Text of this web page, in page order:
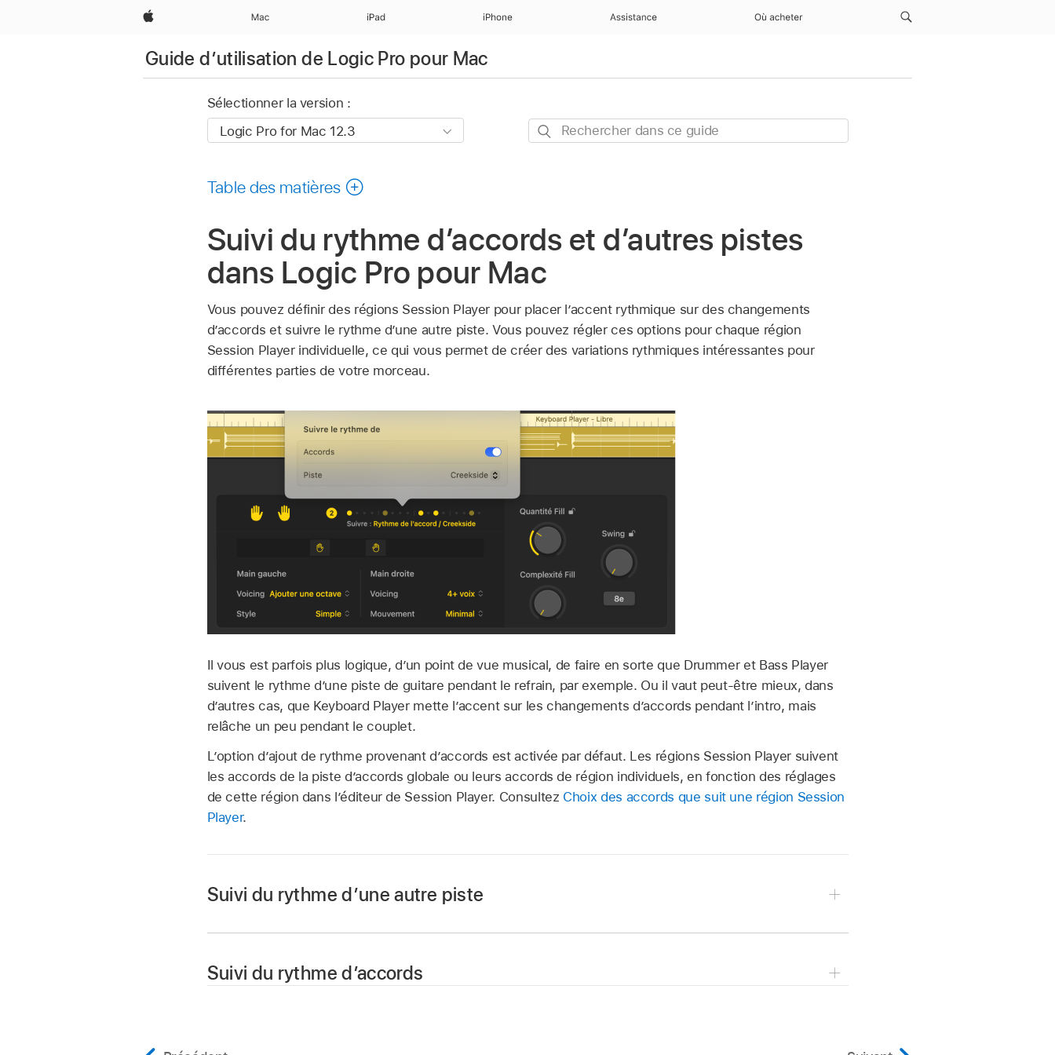
Apple Mac iPad iPhone Assistance Où acheter
Guide d’utilisation de Logic Pro pour Mac
Sélectionner la version :
Rechercher
Table des matières
Suivi du rythme d’accords et d’autres pistes
dans Logic Pro pour Mac
Vous pouvez définir des régions Session Player pour placer l’accent rythmique sur des changements
d’accords et suivre le rythme d’une autre piste. Vous pouvez régler ces options pour chaque région
Session Player individuelle, ce qui vous permet de créer des variations rythmiques intéressantes pour
différentes parties de votre morceau.
Il vous est parfois plus logique, d’un point de vue musical, de faire en sorte que Drummer et Bass Player
suivent le rythme d’une piste de guitare pendant le refrain, par exemple. Ou il vaut peut-être mieux, dans
d’autres cas, que Keyboard Player mette l’accent sur les changements d’accords pendant l’intro, mais
relâche un peu pendant le couplet.
L’option d’ajout de rythme provenant d’accords est activée par défaut. Les régions Session Player suivent
les accords de la piste d’accords globale ou leurs accords de région individuels, en fonction des réglages
de cette région dans l’éditeur de Session Player. Consultez Choix des accords que suit une région Session
Player.
Suivi du rythme d’une autre piste
Session Player sélectionné :
Suivi du rythme d’accords